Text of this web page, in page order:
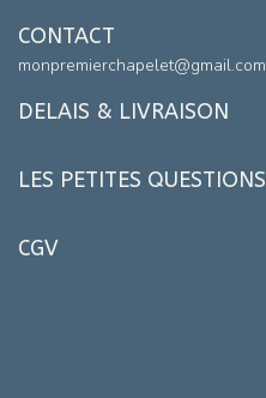
CONTACT
monpremierchapelet@gmail.com
DELAIS & LIVRAISON
LES PETITES QUESTIONS
CGV